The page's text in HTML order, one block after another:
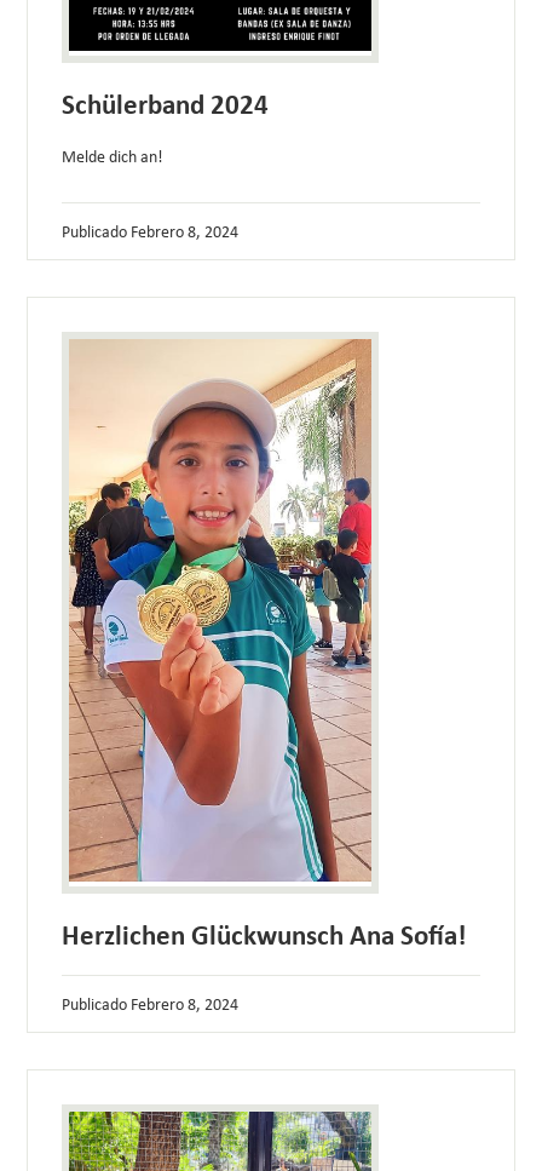
Schülerband 2024
Melde dich an!
Publicado Febrero 8, 2024
Herzlichen Glückwunsch Ana Sofía!
Publicado Febrero 8, 2024